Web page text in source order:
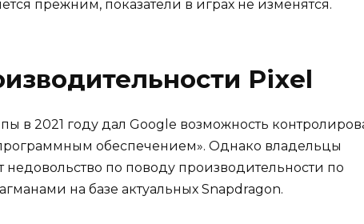
прежним, показатели в играх не изменятся.
Pixel
в 2021 году дал Google возможность
обеспечением». Однако владельцы
по поводу производительности по
на базе актуальных Snapdragon.